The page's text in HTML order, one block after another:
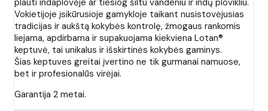
plauti indaplovėje ar tiesiog šiltu vandeniu ir indų plovikliu.
Vokietijoje įsikūrusioje gamykloje taikant nusistovėjusias
tradicijas ir aukštą kokybės kontrolę, žmogaus rankomis
liejama, apdirbama ir supakuojama kiekviena Lotan®
keptuvė, tai unikalus ir išskirtinės kokybės gaminys.
Šias keptuves greitai įvertino ne tik gurmanai namuose,
bet ir profesionalūs virėjai.
Garantija 2 metai.